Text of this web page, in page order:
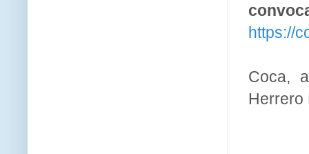
https://
Coca,
Herrero